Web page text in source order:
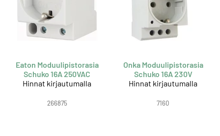
Eaton Moduulipistorasia
Schuko 16A 250VAC
Hinnat kirjautumalla
266875
Onka Moduulipistorasia
Schuko 16A 230V
Hinnat kirjautumalla
7160